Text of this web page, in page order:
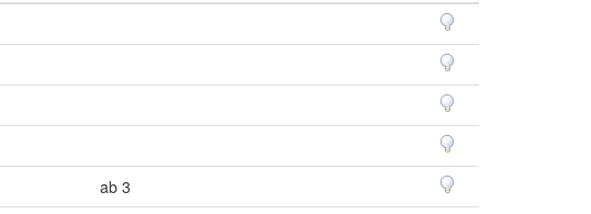
ab 3